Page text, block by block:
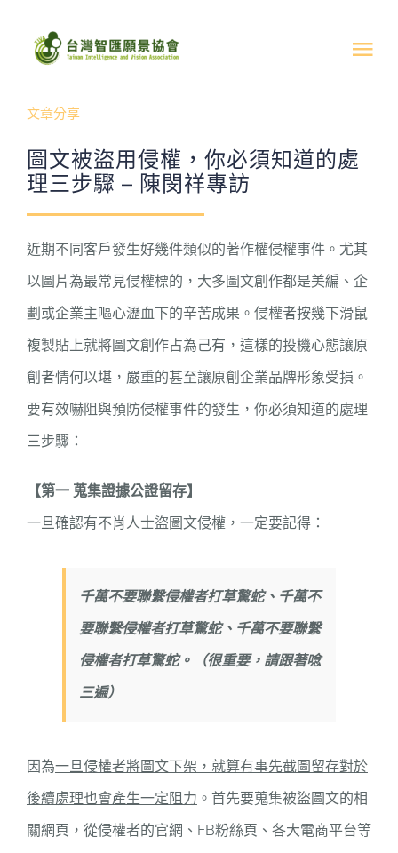
關於我們
最新消息
文章分享
支持協會
文章分享
圖文被盜用侵權，你必須知道的處
理三步驟 – 陳閔祥專訪
近期不同客戶發生好幾件類似的著作權侵權事件。尤其
以圖片為最常見侵權標的，大多圖文創作都是美編、企
劃或企業主嘔心瀝血下的辛苦成果。侵權者按幾下滑鼠
複製貼上就將圖文創作占為己有，這樣的投機心態讓原
創者情何以堪，嚴重的甚至讓原創企業品牌形象受損。
要有效嚇阻與預防侵權事件的發生，你必須知道的處理
三步驟：
【第一 蒐集證據公證留存】
一旦確認有不肖人士盜圖文侵權，一定要記得：
千萬不要聯繫侵權者打草驚蛇、 千萬不
要聯繫侵權者打草驚蛇、 千萬不要聯繫
侵權者打草驚蛇。
（很重要，請跟著唸
三遍）
因為一旦侵權者將圖文下架，就算有事先截圖留存對於
後續處理也會產生一定阻力 。首先要蒐集被盜圖文的相
關網頁，從侵權者的官網、FB粉絲頁、各大電商平台等